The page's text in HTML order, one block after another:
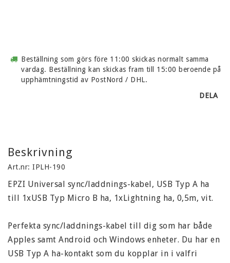
Beställning som görs före 11:00 skickas normalt samma
vardag. Beställning kan skickas fram till 15:00 beroende på
upphämtningstid av PostNord / DHL.
DELA
Beskrivning
Art.nr: IPLH-190
EPZI Universal sync/laddnings-kabel, USB Typ A ha
till 1xUSB Typ Micro B ha, 1xLightning ha, 0,5m, vit.
Perfekta sync/laddnings-kabel till dig som har både
Apples samt Android och Windows enheter. Du har en
USB Typ A ha-kontakt som du kopplar in i valfri